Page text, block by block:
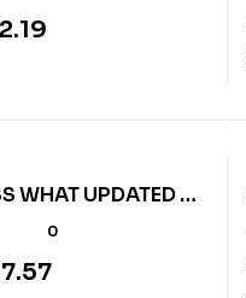
WHAT UPDATED BE
EBK
0